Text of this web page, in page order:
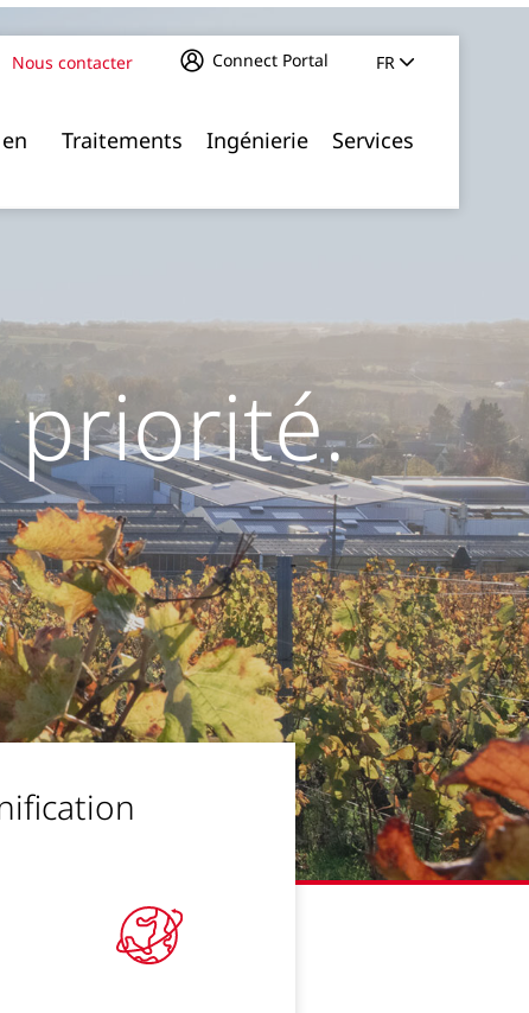
Nous contacter Connect Portal FR
Traitements Ingénierie Services
priorité.